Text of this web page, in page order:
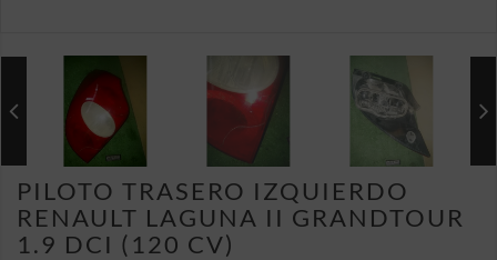
PILOTO TRASERO IZQUIERDO
RENAULT LAGUNA II GRANDTOUR
1.9 DCI (120 CV)